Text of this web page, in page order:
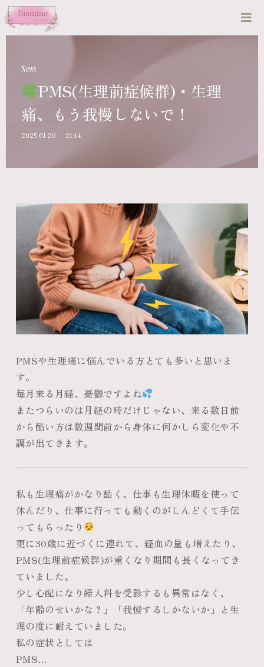
News
PMS(生理前症候群)・生理
痛、もう我慢しないで！
2025.01.20 21:14
PMSや生理痛に悩んでいる方とても多いと思いま
す。
毎月来る月経、憂鬱ですよね
またつらいのは月経の時だけじゃない、来る数日前
から酷い方は数週間前から身体に何かしら変化や不
調が出てきます。
私も生理痛がかなり酷く、仕事も生理休暇を使って
休んだり、仕事に行っても動くのがしんどくて手伝
ってもらったり
更に30歳に近づくに連れて、経血の量も増えたり、
PMS(生理前症候群)が重くなり期間も長くなってき
ていました。
少し心配になり婦人科を受診するも異常はなく、
「年齢のせいかな？」「我慢するしかないか」と生
理の度に耐えていました。
私の症状としては
PMS…